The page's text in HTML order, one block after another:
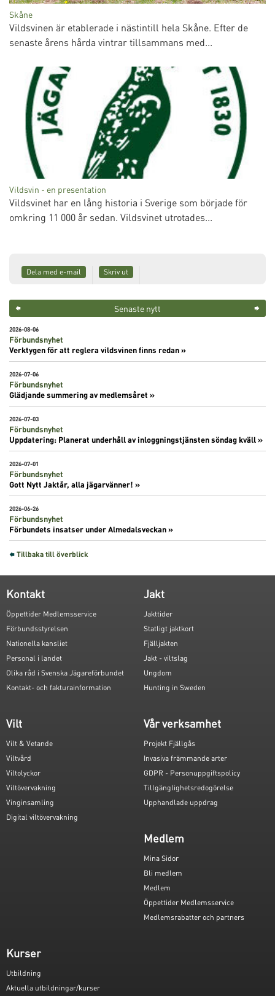
Skåne
Vildsvinen är etablerade i nästintill hela Skåne. Efter de
senaste årens hårda vintrar tillsammans med...
Vildsvin - en presentation
Vildsvinet har en lång historia i Sverige som började för
omkring 11 000 år sedan. Vildsvinet utrotades...
Dela med e-mail Skriv ut
Senaste nytt
2026-08-06
Förbundsnyhet
Verktygen för att reglera vildsvinen finns redan »
2026-07-06
Förbundsnyhet
Glädjande summering av medlemsåret »
2026-07-03
Förbundsnyhet
Uppdatering: Planerat underhåll av inloggningstjänsten söndag kväll »
2026-07-01
Förbundsnyhet
Gott Nytt Jaktår, alla jägarvänner! »
2026-06-26
Förbundsnyhet
Förbundets insatser under Almedalsveckan »
Tillbaka till överblick
Kontakt
Öppettider Medlemsservice
Förbundsstyrelsen
Nationella kansliet
Personal i landet
Olika råd i Svenska Jägareförbundet
Kontakt- och fakturainformation
Jakt
Jakttider
Statligt jaktkort
Fjälljakten
Jakt - viltslag
Ungdom
Hunting in Sweden
Vilt
Vilt & Vetande
Viltvård
Viltolyckor
Viltövervakning
Vinginsamling
Digital viltövervakning
Vår verksamhet
Projekt Fjällgås
Invasiva främmande arter
GDPR - Personuppgiftspolicy
Tillgänglighetsredogörelse
Upphandlade uppdrag
Medlem
Mina Sidor
Bli medlem
Medlem
Öppettider Medlemsservice
Medlemsrabatter och partners
Kurser
Utbildning
Aktuella utbildningar/kurser